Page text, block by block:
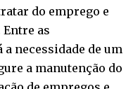
do emprego e
as
necessidade de um
a manutenção do